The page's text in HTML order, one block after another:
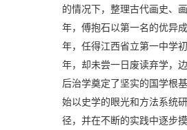
的情况下，整理古代画史、
年，傅抱石以第一名的优异
年，任得江西省立第一中学
年，却未尝一日废读弃学，
后治学奠定了坚实的国学根
始以史学的眼光和方法系统
径，并在不断的实践中逐步